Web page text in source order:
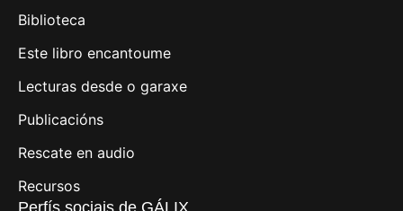
Biblioteca
Este libro encantoume
Lecturas desde o garaxe
Publicacións
Rescate en audio
Recursos
Perfís sociais de GÁLIX